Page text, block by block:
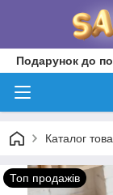
Подарунок до
Каталог
Топ продажів